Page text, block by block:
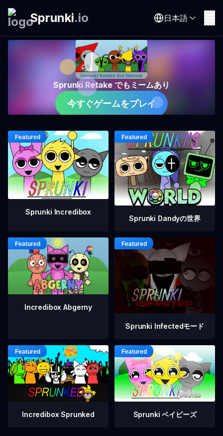
Sprunki.io 日本語
Sprunki Retake でもミームあり
今すぐゲームをプレイ
Sprunki Incredibox
Sprunki Dandyの世界
Incredibox Abgerny
Sprunki Infectedモード
Incredibox Sprunked Sprunki ベイビーズ